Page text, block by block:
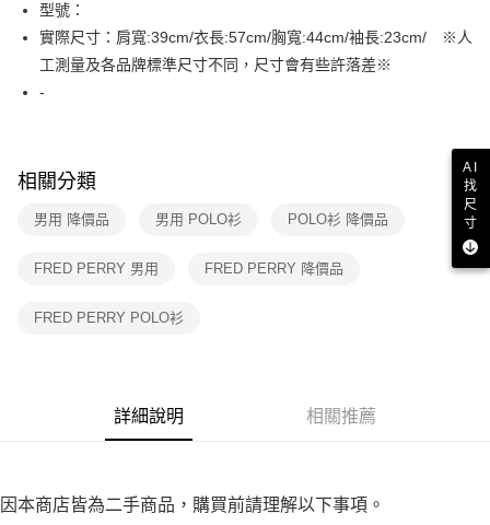
３．安心：先確認商品／服務後，再付款。
【「AFTEE先享後付」結帳流程】
１．於結帳方式選擇「AFTEE先享後付」後，將跳轉至「AFTEE先享後付」
結帳頁面，進行簡訊認證並確認金額後，即可完成結帳。
※ 請注意：結帳手續完成當下不需立刻繳費，但若您需要取消訂單，請聯絡
購買商品的店家。未經商家同意取消之訂單仍視為有效，需透過AFTEE先享
後付繳納相關費用。
客戶支援中心」https://netprotections.freshdesk.com/support/home
【注意事項】
https://aftee.tw/terms/#terms3
３．未成年的使用者請事先徵得法定代理人或監護人之同意方可使用
時審查核予不同之上限額度；若仍有額度不足之情形，本公司將視審查結果
免運費
付款後7-11取貨
免運費
宅配
型號：
實際尺寸：肩寬:39cm/衣長:57cm/胸寬:44cm/袖長:23cm/ ※人
工測量及各品牌標準尺寸不同，尺寸會有些許落差※
-
相關分類
男用 降價品 男用 POLO衫 POLO衫 降價品
FRED PERRY 男用 FRED PERRY 降價品
FRED PERRY POLO衫
詳細說明 相關推薦
因本商店皆為二手商品，購買前請理解以下事項。
AI
找
尺
寸